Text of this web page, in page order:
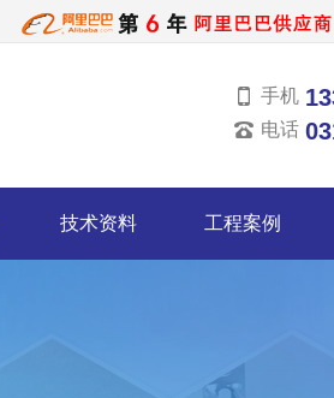
手机
电话
技术资料 工程案例